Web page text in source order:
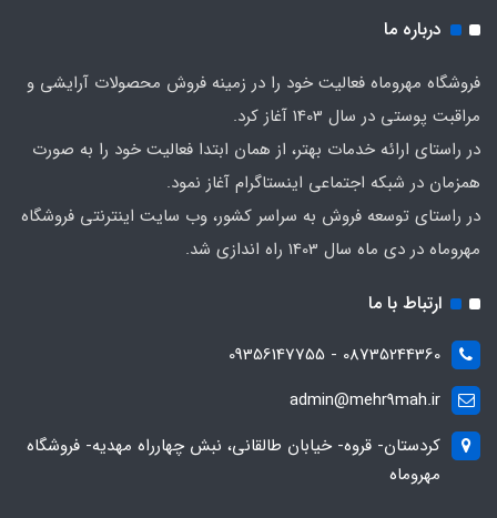
درباره ما
فروشگاه مهروماه فعالیت خود را در زمینه فروش محصولات آرایشی و
مراقبت پوستی در سال 1403 آغاز کرد.
در راستای ارائه خدمات بهتر، از همان ابتدا فعالیت خود را به صورت
همزمان در شبکه اجتماعی اینستاگرام آغاز نمود.
در راستای توسعه فروش به سراسر کشور، وب سایت اینترنتی فروشگاه
مهروماه در دی ماه سال 1403 راه اندازی شد.
ارتباط با ما
08735244360 - 09356147755
admin@mehr9mah.ir
کردستان- قروه- خیابان طالقانی، نبش چهارراه مهدیه- فروشگاه
مهروماه